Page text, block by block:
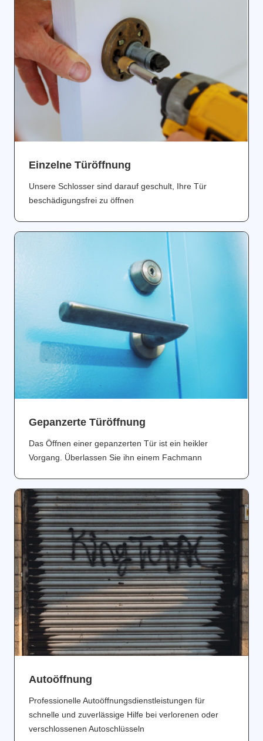
Einzelne Türöffnung
Unsere Schlosser sind darauf geschult, Ihre Tür
beschädigungsfrei zu öffnen
Gepanzerte Türöffnung
Das Öffnen einer gepanzerten Tür ist ein heikler
Vorgang. Überlassen Sie ihn einem Fachmann
Аutoöffnung
Professionelle Autoöffnungsdienstleistungen für
schnelle und zuverlässige Hilfe bei verlorenen oder
verschlossenen Autoschlüsseln